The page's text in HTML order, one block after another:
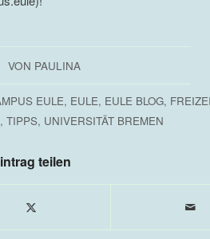
VON PAULINA
EULE, EULE, EULE BLOG,
, TIPPS, UNIVERSITÄT BREMEN
teilen